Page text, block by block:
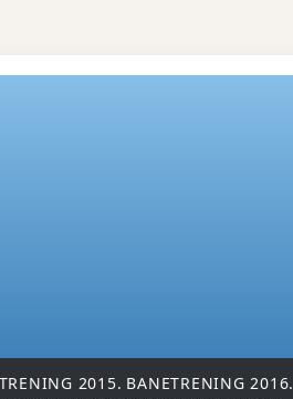
2015. BANETRENING 2016.